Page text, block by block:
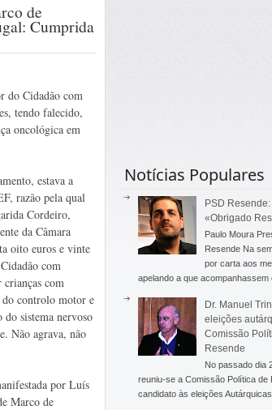
de
Cumprida
do Cidadão com
tendo falecido,
oncológica em
estava a
razão pela qual
Cordeiro,
da Câmara
oito euros e vinte
com
crianças com
do controlo motor e
do sistema nervoso
Não agrava, não
por Luís
Marco de
Notícias Populares
PSD
«Obrigado
Paulo Moura
Resende Na
por carta aos
apelando a que acompanhassem
Dr. Manuel
eleições
Comissão
Resende
No passado dia
reuniu-se a Comissão Política de
candidato às eleições